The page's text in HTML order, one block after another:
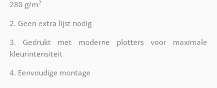
280 g/m2
2. Geen extra lijst nodig
3. Gedrukt met moderne plotters voor maximale
kleurintensiteit
4. Eenvoudige montage